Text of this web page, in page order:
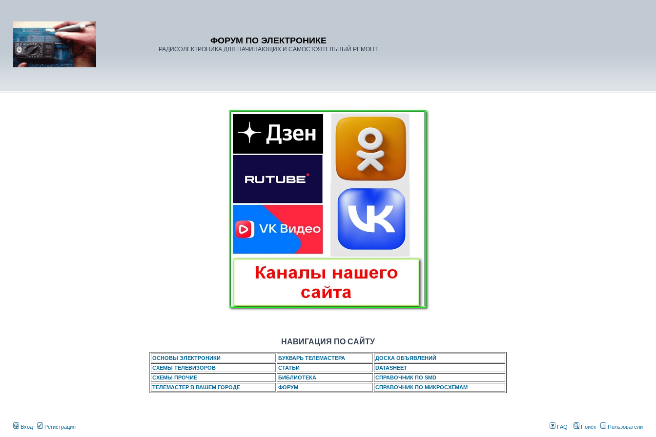
ФОРУМ ПО ЭЛЕКТРОНИКЕ
РАДИОЭЛЕКТРОНИКА ДЛЯ НАЧИНАЮЩИХ И САМОСТОЯТЕЛЬНЫЙ РЕМОНТ
НАВИГАЦИЯ ПО САЙТУ
ОСНОВЫ ЭЛЕКТРОНИКИ БУКВАРЬ ТЕЛЕМАСТЕРА
ДОСКА ОБЪЯВЛЕНИЙ
СХЕМЫ ТЕЛЕВИЗОРОВ
СТАТЬИ
DATASHEET
СХЕМЫ ПРОЧИЕ
БИБЛИОТЕКА
СПРАВОЧНИК ПО SMD
ТЕЛЕМАСТЕР В ВАШЕМ ГОРОДЕ
ФОРУМ СПРАВОЧНИК ПО МИКРОСХЕМАМ
Вход Регистрация FAQ Поиск Пользователи